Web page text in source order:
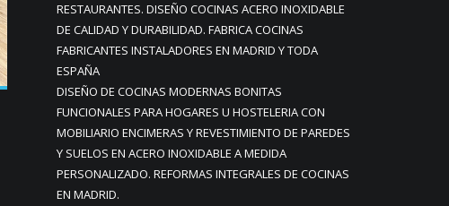
RESTAURANTES. DISEÑO COCINAS ACERO INOXIDABLE
DE CALIDAD Y DURABILIDAD. FABRICA COCINAS
FABRICANTES INSTALADORES EN MADRID Y TODA
ESPAÑA
DISEÑO DE COCINAS MODERNAS BONITAS
FUNCIONALES PARA HOGARES U HOSTELERIA CON
MOBILIARIO ENCIMERAS Y REVESTIMIENTO DE PAREDES
Y SUELOS EN ACERO INOXIDABLE A MEDIDA
PERSONALIZADO. REFORMAS INTEGRALES DE COCINAS
EN MADRID.